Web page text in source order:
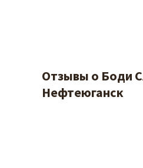
Отзывы о Боди
Нефтеюганск